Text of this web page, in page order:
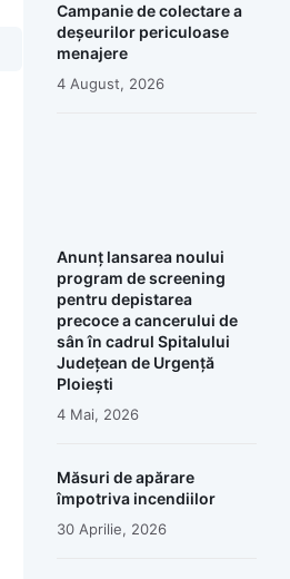
Campanie de colectare a
deșeurilor periculoase
menajere
4 August, 2026
Anunț lansarea noului
program de screening
pentru depistarea
precoce a cancerului de
sân în cadrul Spitalului
Județean de Urgență
Ploiești
4 Mai, 2026
Măsuri de apărare
împotriva incendiilor
30 Aprilie, 2026